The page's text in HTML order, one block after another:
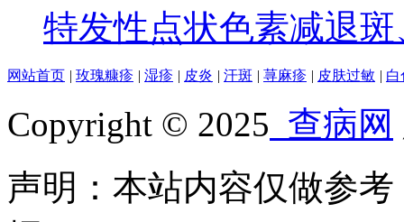
特发性点状色素减退
网站首页 | 玫瑰糠疹 | 湿疹 | 皮炎 | 汗斑 | 荨麻疹 | 皮肤过敏 | 白
Copyright © 2025 查病网
声明：本站内容仅做参